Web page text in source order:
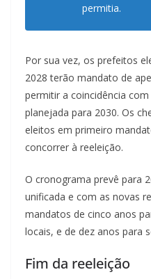
permitia.
Por sua vez, os prefeitos
2028 terão mandato de
permitir a coincidência
planejada para 2030. Os
eleitos em primeiro
concorrer à reeleição.
O cronograma prevê para
unificada e com as novas
mandatos de cinco anos
locais, e de dez anos para
Fim da reeleição